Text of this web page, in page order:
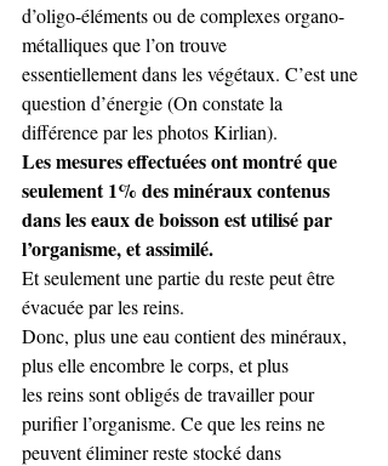
d’oligo-éléments ou de complexes organo-
métalliques que l’on trouve
essentiellement dans les végétaux. C’est une
question d’énergie (On constate la
différence par les photos Kirlian).
Les mesures effectuées ont montré que
seulement 1% des minéraux contenus
dans les eaux de boisson est utilisé par
l’organisme, et assimilé.
Et seulement une partie du reste peut être
évacuée par les reins.
Donc, plus une eau contient des minéraux,
plus elle encombre le corps, et plus
les reins sont obligés de travailler pour
purifier l’organisme. Ce que les reins ne
peuvent éliminer reste stocké dans